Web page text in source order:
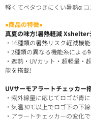
軽くてベタつきにくい暑熱α
●商品の特徴●
真夏の味方!暑熱軽減 Xshelter
・16種類の暑熱リスク軽減機
・2種類の異なる機能糸によ
・遮熱・UVカット・超軽量・
能を搭載!
UVサーモアラートチェッカー
・紫外線量に応じてロゴが青
・気温30°C以上でロゴ下の下
・アラートチェッカーの変化